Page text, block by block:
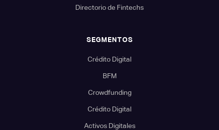
Directorio de Fintechs
SEGMENTOS
Crédito Digital
BFM
Crowdfunding
Crédito Digital
Activos Digitales